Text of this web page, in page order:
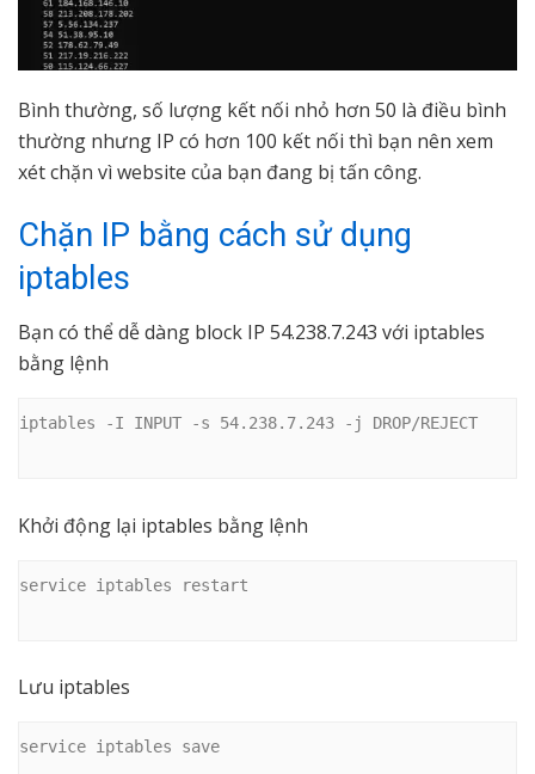
Bình thường, số lượng kết nối nhỏ hơn 50 là điều bình
thường nhưng IP có hơn 100 kết nối thì bạn nên xem
xét chặn vì website của bạn đang bị tấn công.
Chặn IP bằng cách sử dụng
iptables
Bạn có thể dễ dàng block IP 54.238.7.243 với iptables
bằng lệnh
iptables -I INPUT -s 54.238.7.243 -j DROP/REJECT
Khởi động lại iptables bằng lệnh
service iptables restart
Lưu iptables
service iptables save